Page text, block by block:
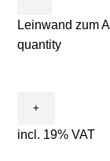
Leinwand zum
quantity
incl. 19% VAT